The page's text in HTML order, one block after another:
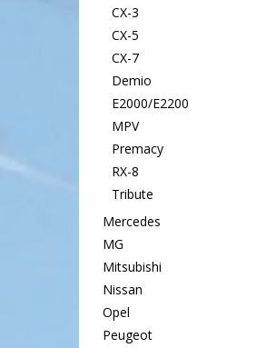
CX-3
CX-5
CX-7
Demio
E2000/E2200
MPV
Premacy
RX-8
Tribute
Mercedes
MG
Mitsubishi
Nissan
Opel
Peugeot